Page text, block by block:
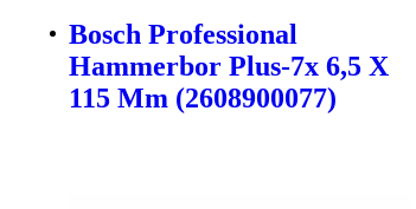
Bosch Professional
Hammerbor Plus-7x 6,5 X
115 Mm (2608900077)